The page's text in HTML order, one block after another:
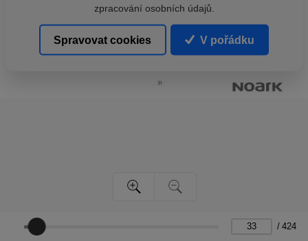
/ 424
zpracování osobních údajů.
Spravovat cookies V pořádku